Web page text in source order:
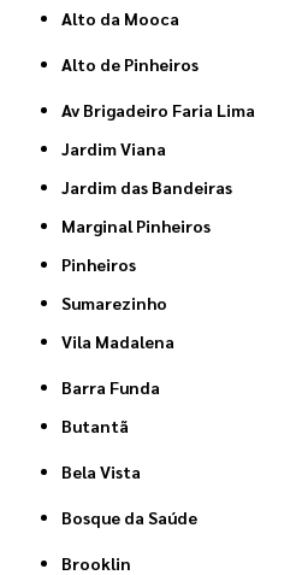
Alto da Mooca
Alto de Pinheiros
Av Brigadeiro Faria Lima
Jardim Viana
Jardim das Bandeiras
Marginal Pinheiros
Pinheiros
Sumarezinho
Vila Madalena
Barra Funda
Butantã
Bela Vista
Bosque da Saúde
Brooklin